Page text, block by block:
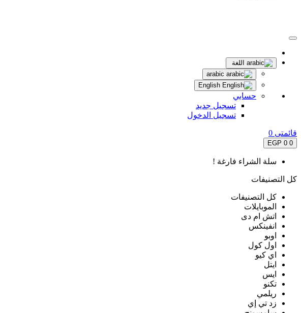
اللغة
حسابي
تسجيل جديد
تسجيل الدخول
قائمتى 0
0
0 EGP
سلة الشراء فارغة !
كل التصنيفات
كل التصنيفات
الموبايلات
اتش ام دى
انفينكس
اوبو
اول كول
اي كيو
ايتل
ايس
تكنو
ريلمي
زد تي إي